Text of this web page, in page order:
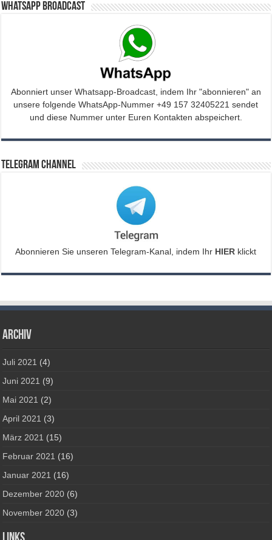
WhatsApp Broadcast
Abonniert unser Whatsapp-Broadcast, indem Ihr "abonnieren" an
unsere folgende WhatsApp-Nummer +49 157 32405221 sendet
und diese Nummer unter Euren Kontakten abspeichert.
Telegram Channel
Abonnieren Sie unseren Telegram-Kanal, indem Ihr HIER klickt
Archiv
Juli 2021 (4)
Juni 2021 (9)
Mai 2021 (2)
April 2021 (3)
März 2021 (15)
Februar 2021 (16)
Januar 2021 (16)
Dezember 2020 (6)
November 2020 (3)